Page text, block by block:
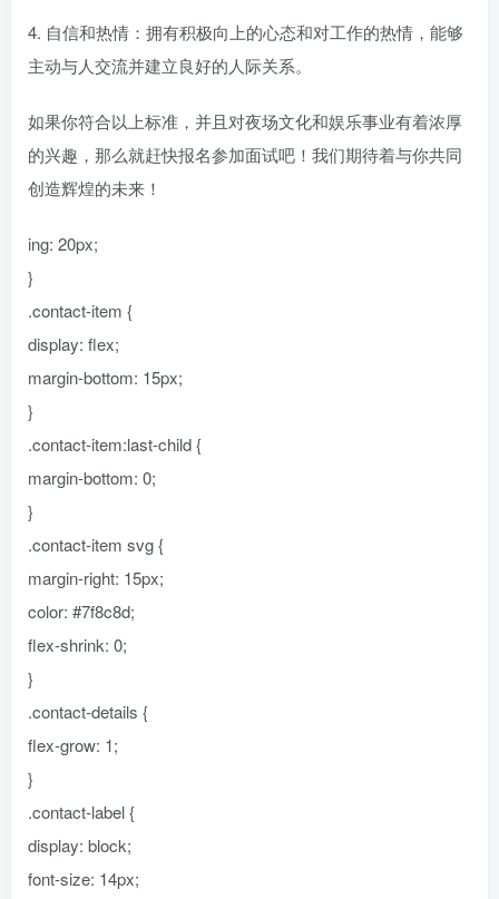
4. 自信和热情：拥有积极向上的心态和对工作的热情，能够
主动与人交流并建立良好的人际关系。
如果你符合以上标准，并且对夜场文化和娱乐事业有着浓厚
的兴趣，那么就赶快报名参加面试吧！我们期待着与你共同
创造辉煌的未来！
ing: 20px;
}
.contact-item {
display: flex;
margin-bottom: 15px;
}
.contact-item:last-child {
margin-bottom: 0;
}
.contact-item svg {
margin-right: 15px;
color: #7f8c8d;
flex-shrink: 0;
}
.contact-details {
flex-grow: 1;
}
.contact-label {
display: block;
font-size: 14px;